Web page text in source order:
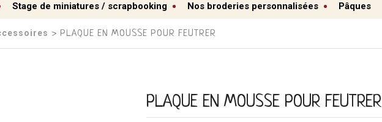
Stage de miniatures / scrapbooking Nos broderies personnalisées Pâques
› PLAQUE EN MOUSSE POUR FEUTRER
PLAQUE EN MOUSSE POUR FEUTRER